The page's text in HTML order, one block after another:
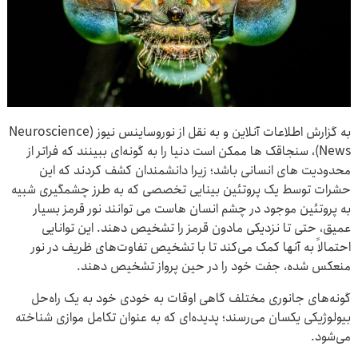
به گزارش اطلاعات آنلاین و به نقل از نوروساینس نیوز (Neuroscience
News)، سنجاقک ‌ها ممکن است دنیا را به گونه‌ای ببینند که فراتر از
محدودیت ‌های انسانی باشد؛ زیرا دانشمندان کشف کردند که این
حشرات توسط یک پروتئین بینایی تخصصی که به طرز چشمگیری شبیه
به پروتئین موجود در چشم انسان هاست می توانند نور قرمز بسیار
عمیق، حتی تا نزدیکی مادون قرمز را تشخیص دهند. این توانایی
احتمالاً به آنها کمک می‌کند تا با تشخیص تفاوت‌های ظریف در نور
منعکس شده، جفت خود را در حین پرواز تشخیص دهند.
گونه‌های جانوری مختلف گاهی اوقات به خودی خود به یک راه‌حل
بیولوژیکی یکسان می‌رسند؛ پدیده‌ای که به عنوان تکامل موازی شناخته
می‌شود.